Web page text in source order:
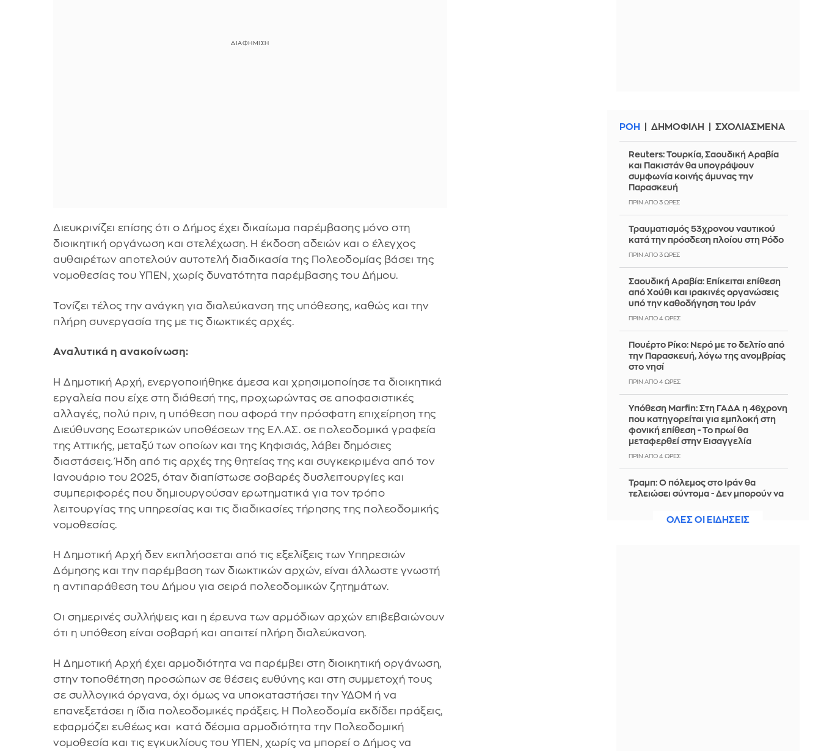
Διευκρινίζει επίσης ότι ο Δήμος έχει δικαίωμα παρέμβασης μόνο στη
διοικητική οργάνωση και στελέχωση. Η έκδοση αδειών και ο έλεγχος
αυθαιρέτων αποτελούν αυτοτελή διαδικασία της Πολεοδομίας βάσει της
νομοθεσίας του ΥΠΕΝ, χωρίς δυνατότητα παρέμβασης του Δήμου.
Τονίζει τέλος την ανάγκη για διαλεύκανση της υπόθεσης, καθώς και την
πλήρη συνεργασία της με τις διωκτικές αρχές.
Αναλυτικά η ανακοίνωση:
Η Δημοτική Αρχή, ενεργοποιήθηκε άμεσα και χρησιμοποίησε τα διοικητικά
εργαλεία που είχε στη διάθεσή της, προχωρώντας σε αποφασιστικές
αλλαγές, πολύ πριν, η υπόθεση που αφορά την πρόσφατη επιχείρηση της
Διεύθυνσης Εσωτερικών υποθέσεων της ΕΛ.ΑΣ. σε πολεοδομικά γραφεία
της Αττικής, μεταξύ των οποίων και της Κηφισιάς, λάβει δημόσιες
διαστάσεις. Ήδη από τις αρχές της θητείας της και συγκεκριμένα από τον
Ιανουάριο του 2025, όταν διαπίστωσε σοβαρές δυσλειτουργίες και
συμπεριφορές που δημιουργούσαν ερωτηματικά για τον τρόπο
λειτουργίας της υπηρεσίας και τις διαδικασίες τήρησης της πολεοδομικής
νομοθεσίας.
Η Δημοτική Αρχή δεν εκπλήσσεται από τις εξελίξεις των Υπηρεσιών
Δόμησης και την παρέμβαση των διωκτικών αρχών, είναι άλλωστε γνωστή
η αντιπαράθεση του Δήμου για σειρά πολεοδομικών ζητημάτων.
Οι σημερινές συλλήψεις και η έρευνα των αρμόδιων αρχών επιβεβαιώνουν
ότι η υπόθεση είναι σοβαρή και απαιτεί πλήρη διαλεύκανση.
Η Δημοτική Αρχή έχει αρμοδιότητα να παρέμβει στη διοικητική οργάνωση,
στην τοποθέτηση προσώπων σε θέσεις ευθύνης και στη συμμετοχή τους
σε συλλογικά όργανα, όχι όμως να υποκαταστήσει την ΥΔΟΜ ή να
επανεξετάσει η ίδια πολεοδομικές πράξεις. Η Πολεοδομία εκδίδει πράξεις,
εφαρμόζει ευθέως και κατά δέσμια αρμοδιότητα την Πολεοδομική
νομοθεσία και τις εγκυκλίους του ΥΠΕΝ, χωρίς να μπορεί ο Δήμος να
ΡΟΗ ΔΗΜΟΦΙΛΗ ΣΧΟΛΙΑΣΜΕΝΑ
Reuters: Τουρκία, Σαουδική Αραβία
και Πακιστάν θα υπογράψουν
συμφωνία κοινής άμυνας την
Παρασκευή
ΠΡΙΝ ΑΠΌ 3 ΏΡΕΣ
Τραυματισμός 53χρονου ναυτικού
κατά την πρόσδεση πλοίου στη Ρόδο
ΠΡΙΝ ΑΠΌ 3 ΏΡΕΣ
Σαουδική Αραβία: Επίκειται επίθεση
από Χούθι και ιρακινές οργανώσεις
υπό την καθοδήγηση του Ιράν
ΠΡΙΝ ΑΠΌ 4 ΏΡΕΣ
Πουέρτο Ρίκο: Νερό με το δελτίο από
την Παρασκευή, λόγω της ανομβρίας
στο νησί
ΠΡΙΝ ΑΠΌ 4 ΏΡΕΣ
Υπόθεση Marfin: Στη ΓΑΔΑ η 46χρονη
που κατηγορείται για εμπλοκή στη
φονική επίθεση - Το πρωί θα
μεταφερθεί στην Εισαγγελία
ΠΡΙΝ ΑΠΌ 4 ΏΡΕΣ
Τραμπ: Ο πόλεμος στο Ιράν θα
τελειώσει σύντομα - Δεν μπορούν να
ΠΡΙΝ ΑΠΌ 4 ΏΡΕΣΟΛΕΣ ΟΙ ΕΙΔΗΣΕΙΣ